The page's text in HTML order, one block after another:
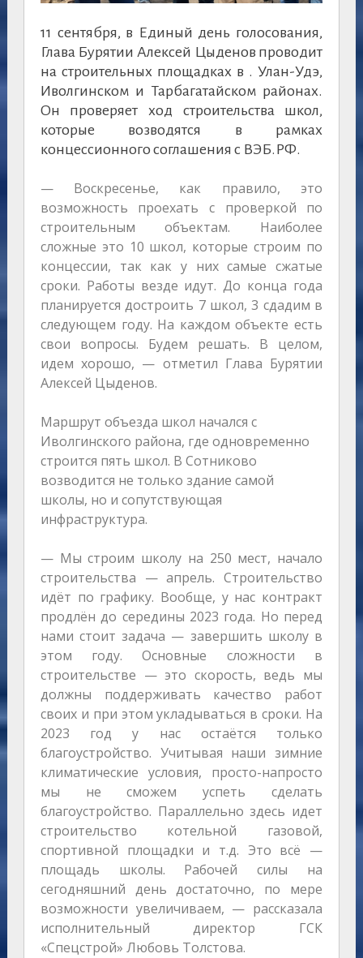
11 сентября, в Единый день голосования,
Глава Бурятии Алексей Цыденов проводит
на строительных площадках в . Улан-Удэ,
Иволгинском и Тарбагатайском районах.
Он проверяет ход строительства школ,
которые возводятся в рамках
концессионного соглашения с ВЭБ.РФ.
— Воскресенье, как правило, это
возможность проехать с проверкой по
строительным объектам. Наиболее
сложные это 10 школ, которые строим по
концессии, так как у них самые сжатые
сроки. Работы везде идут. До конца года
планируется достроить 7 школ, 3 сдадим в
следующем году. На каждом объекте есть
свои вопросы. Будем решать. В целом,
идем хорошо, — отметил Глава Бурятии
Алексей Цыденов.
Маршрут объезда школ начался с
Иволгинского района, где одновременно
строится пять школ. В Сотниково
возводится не только здание самой
школы, но и сопутствующая
инфраструктура.
— Мы строим школу на 250 мест, начало
строительства — апрель. Cтроительство
идёт по графику. Вообще, у нас контракт
продлён до середины 2023 года. Но перед
нами стоит задача — завершить школу в
этом году. Основные сложности в
строительстве — это скорость, ведь мы
должны поддерживать качество работ
своих и при этом укладываться в сроки. На
2023 год у нас остаётся только
благоустройство. Учитывая наши зимние
климатические условия, просто-напросто
мы не сможем успеть сделать
благоустройство. Параллельно здесь идет
строительство котельной газовой,
спортивной площадки и т.д. Это всё —
площадь школы. Рабочей силы на
сегодняшний день достаточно, по мере
возможности увеличиваем, — рассказала
исполнительный директор ГСК
«Спецстрой» Любовь Толстова.